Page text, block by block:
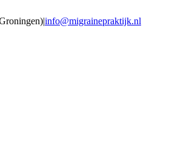
|info@migrainepraktijk.nl